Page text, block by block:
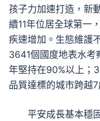
孩子力加速打造，新
續11年位居全球第一
疾速增加。生態維護
3641個國度地表水考
年堅持在90%以上；
品質達標的城市跨越7
平安成長基本穩